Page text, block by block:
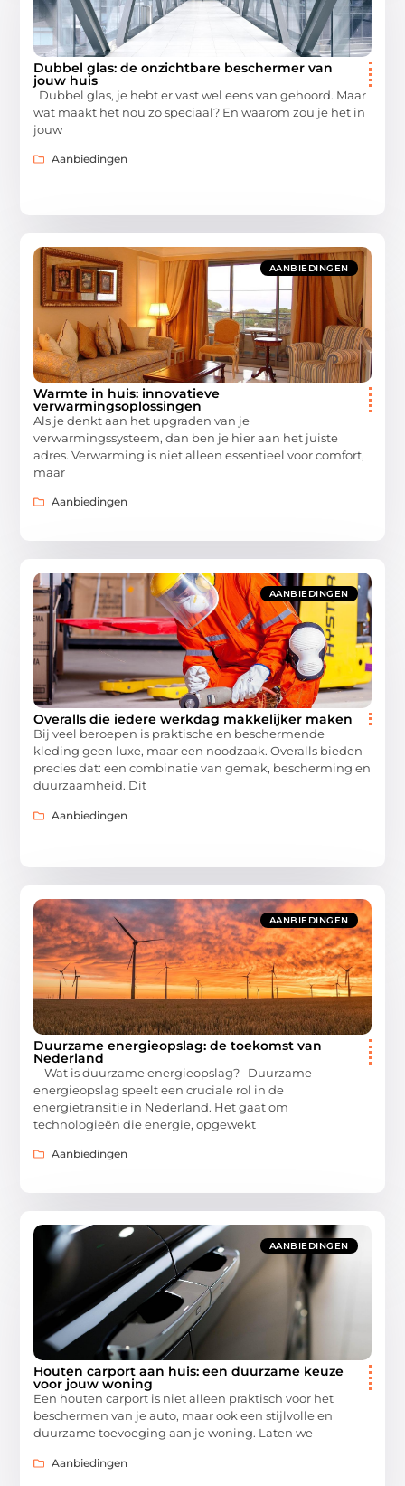
Dubbel glas: de onzichtbare beschermer van
jouw huis
Dubbel glas, je hebt er vast wel eens van gehoord. Maar
wat maakt het nou zo speciaal? En waarom zou je het in
jouw
Aanbiedingen
AANBIEDINGEN
Warmte in huis: innovatieve
verwarmingsoplossingen
Als je denkt aan het upgraden van je
verwarmingssysteem, dan ben je hier aan het juiste
adres. Verwarming is niet alleen essentieel voor comfort,
maar
Aanbiedingen
AANBIEDINGEN
Overalls die iedere werkdag makkelijker maken
Bij veel beroepen is praktische en beschermende
kleding geen luxe, maar een noodzaak. Overalls bieden
precies dat: een combinatie van gemak, bescherming en
duurzaamheid. Dit
Aanbiedingen
AANBIEDINGEN
Duurzame energieopslag: de toekomst van
Nederland
Wat is duurzame energieopslag? Duurzame
energieopslag speelt een cruciale rol in de
energietransitie in Nederland. Het gaat om
technologieën die energie, opgewekt
Aanbiedingen
AANBIEDINGEN
Houten carport aan huis: een duurzame keuze
voor jouw woning
Een houten carport is niet alleen praktisch voor het
beschermen van je auto, maar ook een stijlvolle en
duurzame toevoeging aan je woning. Laten we
Aanbiedingen